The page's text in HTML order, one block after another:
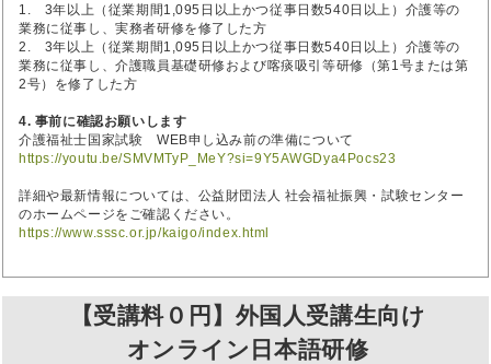
1. 3年以上（従業期間1,095日以上かつ従事日数540日以上）介護等の
業務に従事し、実務者研修を修了した方
2. 3年以上（従業期間1,095日以上かつ従事日数540日以上）介護等の
業務に従事し、介護職員基礎研修および喀痰吸引等研修（第1号または第
2号）を修了した方
4. 事前に確認お願いします
介護福祉士国家試験 WEB申し込み前の準備について
https://youtu.be/SMVMTyP_MeY?si=9Y5AWGDya4Pocs23
詳細や最新情報については、公益財団法人 社会福祉振興・試験センター
のホームページをご確認ください。
https://www.sssc.or.jp/kaigo/index.html
【受講料０円】外国人受講生向け
オンライン日本語研修